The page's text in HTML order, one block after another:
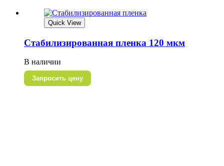
Quick View
Стабилизированная пленка 120 мкм
В наличии
Запросить цену